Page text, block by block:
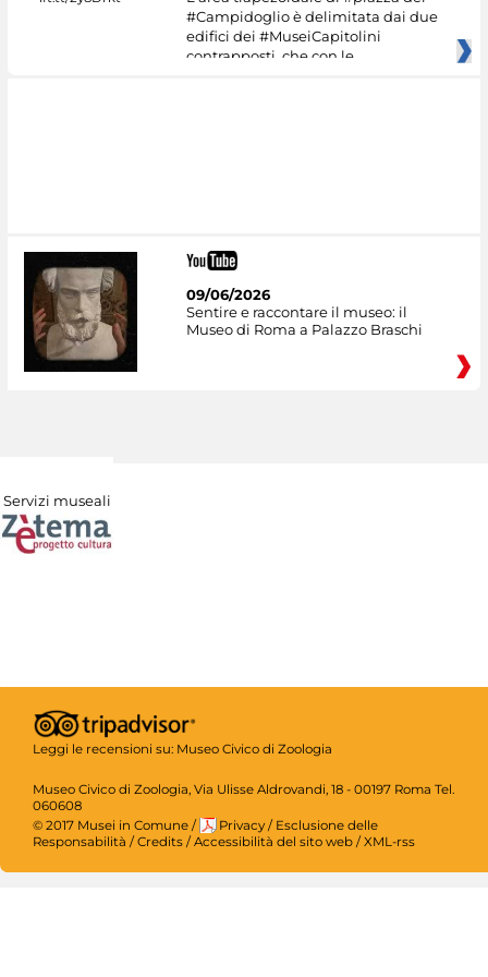
#Campidoglio è delimitata dai due
edifici dei #MuseiCapitolini
contrapposti, che con le
09/06/2026
Sentire e raccontare il museo: il
Museo di Roma a Palazzo Braschi
Servizi museali
Leggi le recensioni su: Museo Civico di Zoologia
Museo Civico di Zoologia, Via Ulisse Aldrovandi, 18 - 00197 Roma Tel.
060608
© 2017 Musei in Comune / Privacy / Esclusione delle
Responsabilità / Credits / Accessibilità del sito web / XML-rss